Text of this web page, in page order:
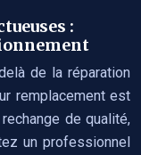
:
de la réparation
remplacement est
de qualité,
un professionnel